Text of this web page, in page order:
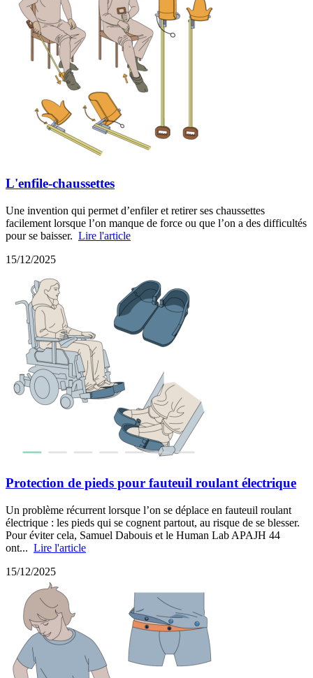
L'enfile-chaussettes
Une invention qui permet d’enfiler et retirer ses chaussettes
facilement lorsque l’on manque de force ou que l’on a des difficultés
pour se baisser. Lire l'article
15/12/2025
Protection de pieds pour fauteuil roulant électrique
Un problème récurrent lorsque l’on se déplace en fauteuil roulant
électrique : les pieds qui se cognent partout, au risque de se blesser.
Pour éviter cela, Samuel Dabouis et le Human Lab APAJH 44
ont... Lire l'article
15/12/2025